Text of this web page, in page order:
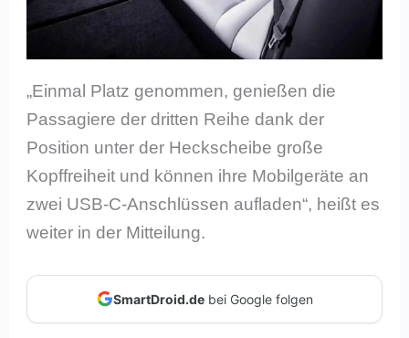
„Einmal Platz genommen, genießen die
Passagiere der dritten Reihe dank der
Position unter der Heckscheibe große
Kopffreiheit und können ihre Mobilgeräte an
zwei USB-C-Anschlüssen aufladen“, heißt es
weiter in der Mitteilung.
SmartDroid.debei Google folgen